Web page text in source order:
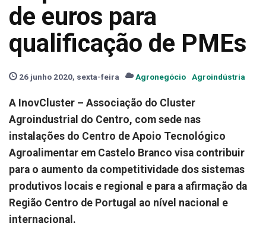
de euros para
qualificação de PMEs
26 junho 2020, sexta-feira Agronegócio Agroindústria
A InovCluster – Associação do Cluster
Agroindustrial do Centro, com sede nas
instalações do Centro de Apoio Tecnológico
Agroalimentar em Castelo Branco visa contribuir
para o aumento da competitividade dos sistemas
produtivos locais e regional e para a afirmação da
Região Centro de Portugal ao nível nacional e
internacional.